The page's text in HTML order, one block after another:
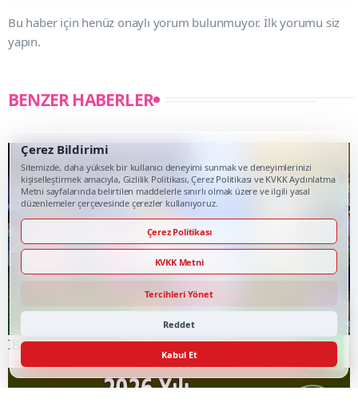
Bu haber için henüz onaylı yorum bulunmuyor. İlk yorumu siz
yapın.
BENZER HABERLER
İBB’nin Düzenlediği ‘Yaz Etkinlikleri’ Yaz Boyu Sürecek
Çerez Bildirimi
Sitemizde, daha yüksek bir kullanıcı deneyimi sunmak ve deneyimlerinizi
kişiselleştirmek amacıyla, Gizlilik Politikası, Çerez Politikası ve KVKK Aydınlatma
Metni sayfalarında belirtilen maddelerle sınırlı olmak üzere ve ilgili yasal
düzenlemeler çerçevesinde çerezler kullanıyoruz.
Çerez Politikası
KVKK Metni
Tercihleri Yönet
Reddet
Kabul Et